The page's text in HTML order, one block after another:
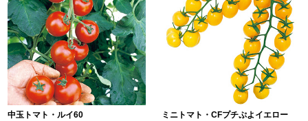
中玉トマト・ルイ60
ミニトマト・CFプチぷよイエロー